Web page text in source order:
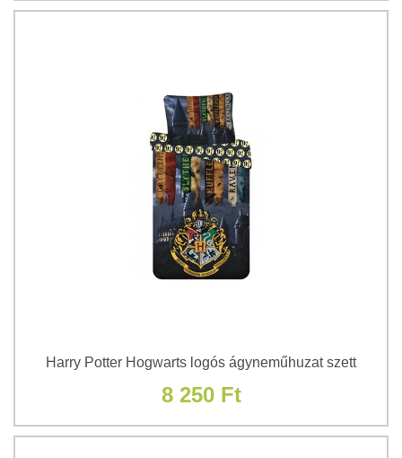
Harry Potter Hogwarts logós ágyneműhuzat szett
8 250 Ft